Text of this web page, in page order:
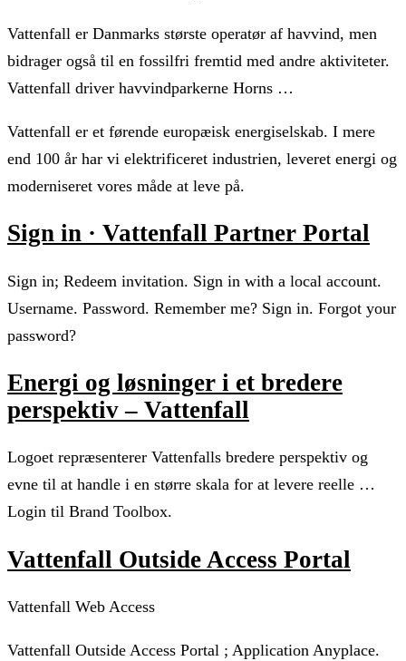
Vattenfall er Danmarks største operatør af havvind, men
bidrager også til en fossilfri fremtid med andre aktiviteter.
Vattenfall driver havvindparkerne Horns …
Vattenfall er et førende europæisk energiselskab. I mere
end 100 år har vi elektrificeret industrien, leveret energi og
moderniseret vores måde at leve på.
Sign in · Vattenfall Partner Portal
Sign in; Redeem invitation. Sign in with a local account.
Username. Password. Remember me? Sign in. Forgot your
password?
Energi og løsninger i et bredere
perspektiv – Vattenfall
Logoet repræsenterer Vattenfalls bredere perspektiv og
evne til at handle i en større skala for at levere reelle …
Login til Brand Toolbox.
Vattenfall Outside Access Portal
Vattenfall Web Access
Vattenfall Outside Access Portal ; Application Anyplace.